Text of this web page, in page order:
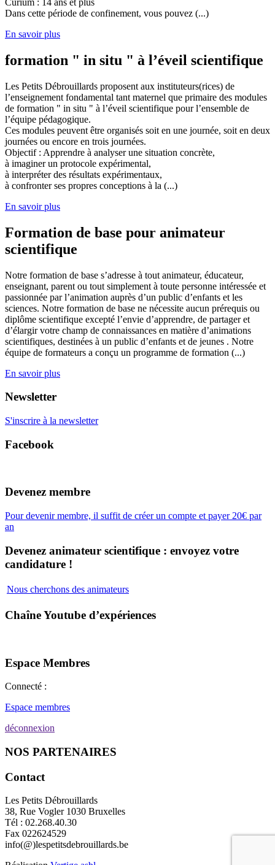
Curium : 14 ans et plus
Dans cette période de confinement, vous pouvez (...)
En savoir plus
formation " in situ " à l’éveil scientifique
Les Petits Débrouillards proposent aux instituteurs(rices) de
l’enseignement fondamental tant maternel que primaire des modules
de formation " in situ " à l’éveil scientifique pour l’ensemble de
l’équipe pédagogique.
Ces modules peuvent être organisés soit en une journée, soit en deux
journées ou encore en trois journées.
Objectif : Apprendre à analyser une situation concrète,
à imaginer un protocole expérimental,
à interpréter des résultats expérimentaux,
à confronter ses propres conceptions à la (...)
En savoir plus
Formation de base pour animateur
scientifique
Notre formation de base s’adresse à tout animateur, éducateur,
enseignant, parent ou tout simplement à toute personne intéressée et
passionnée par l’animation auprès d’un public d’enfants et les
sciences. Notre formation de base ne nécessite aucun prérequis ou
diplôme scientifique excepté l’envie d’apprendre, de partager et
d’élargir votre champ de connaissances en matière d’animations
scientifiques, destinées à un public d’enfants et de jeunes . Notre
équipe de formateurs a conçu un programme de formation (...)
En savoir plus
Newsletter
S'inscrire à la newsletter
Facebook
Devenez membre
Pour devenir membre, il suffit de créer un compte et payer 20€ par
an
Devenez animateur scientifique : envoyez votre
candidature !
Nous cherchons des animateurs
Chaîne Youtube d’expériences
Espace Membres
Connecté :
Espace membres
déconnexion
NOS PARTENAIRES
Contact
Les Petits Débrouillards
38, Rue Vogler 1030 Bruxelles
Tél : 02.268.40.30
Fax 022624529
info(@)lespetitsdebrouillards.be